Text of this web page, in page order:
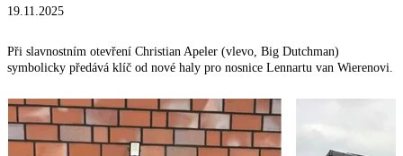
19.11.2025
Při slavnostním otevření Christian Apeler (vlevo, Big Dutchman)
symbolicky předává klíč od nové haly pro nosnice Lennartu van Wierenovi.